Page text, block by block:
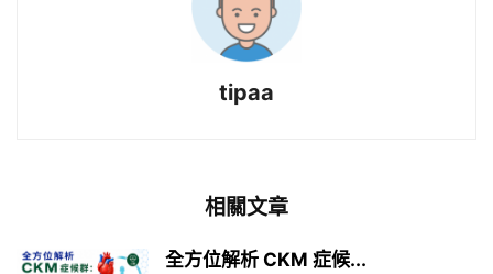
tipaa
相關文章
全方位解析 CKM 症候...